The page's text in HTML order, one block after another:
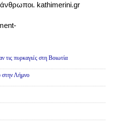
kathimerini.gr
τις πυρκαγιές στη Βοιωτία
στην Λήμνο